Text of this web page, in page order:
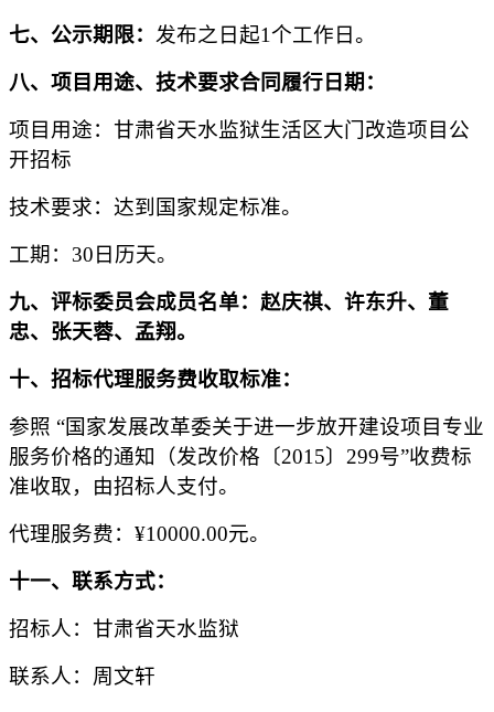
七、 公示期限： 发布之日起1个工作日。
八、项目用途、技术要求合同履行日期：
项目用途： 甘肃省天水监狱生活区大门改造项目公
开招标
技术要求：达到国家规定标准。
工期： 30日历天。
九、 评标委员会成员名单： 赵庆祺、许东升、董
忠、张天蓉、孟翔。
十、 招标代理服务费收取标准：
参照 “国家发展改革委关于进一步放开建设项目专业
服务价格的通知（发改价格〔2015〕299号”收费标
准收取，由招标人支付。
代理服务费： ¥10000.00元。
十一、联系方式：
招标人：甘肃省天水监狱
联系人：周文轩